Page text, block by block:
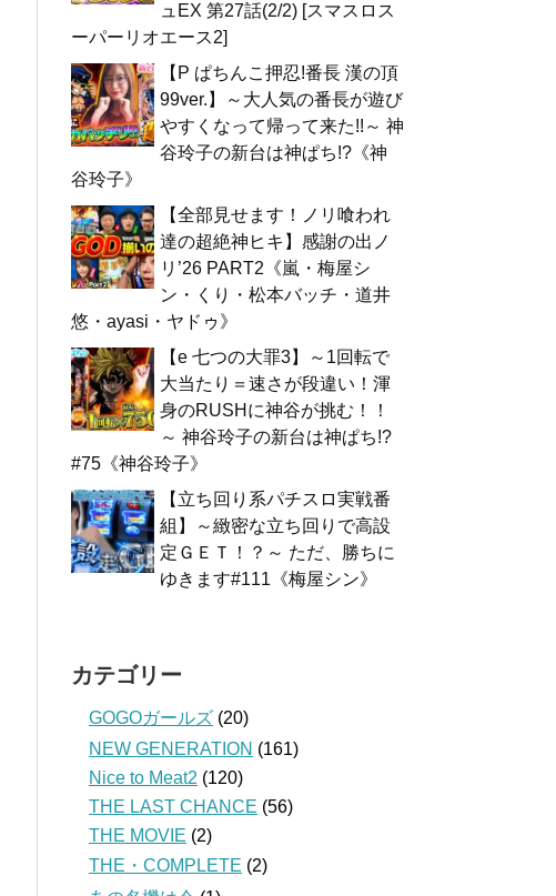
ュEX 第27話(2/2) [スマスロス
ーパーリオエース2]
【P ぱちんこ押忍!番長 漢の頂
99ver.】～大人気の番長が遊び
やすくなって帰って来た!!～ 神
谷玲子の新台は神ぱち!?《神
谷玲子》
【全部見せます！ノリ喰われ
達の超絶神ヒキ】感謝の出ノ
リ’26 PART2《嵐・梅屋シ
ン・くり・松本バッチ・道井
悠・ayasi・ヤドゥ》
【e 七つの大罪3】～1回転で
大当たり＝速さが段違い！渾
身のRUSHに神谷が挑む！！
～ 神谷玲子の新台は神ぱち!?
#75《神谷玲子》
【立ち回り系パチスロ実戦番
組】～緻密な立ち回りで高設
定ＧＥＴ！？～ ただ、勝ちに
ゆきます#111《梅屋シン》
カテゴリー
GOGOガールズ (20)
NEW GENERATION (161)
Nice to Meat2 (120)
THE LAST CHANCE (56)
THE MOVIE (2)
THE・COMPLETE (2)